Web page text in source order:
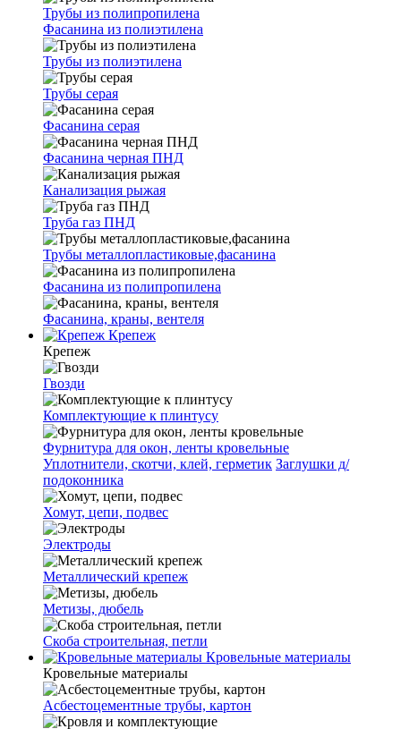
Трубы из полипропилена
Фасанина из полиэтилена
Трубы из полиэтилена
Трубы серая
Фасанина серая
Фасанина черная ПНД
Канализация рыжая
Труба газ ПНД
Трубы металлопластиковые,фасанина
Фасанина из полипропилена
Фасанина, краны, вентеля
Крепеж
Крепеж
Гвозди
Комплектующие к плинтусу
Фурнитура для окон, ленты кровельные
Уплотнители, скотчи, клей, герметик Заглушки д/
подоконника
Хомут, цепи, подвес
Электроды
Металлический крепеж
Метизы, дюбель
Скоба строительная, петли
Кровельные материалы
Кровельные материалы
Асбестоцементные трубы, картон